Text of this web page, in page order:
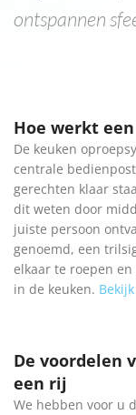
ontspannen
Hoe werkt
De keuken
centrale bedienpost
gerechten klaar
dit weten door
juiste persoon
genoemd, een
elkaar te roepen
in de keuken.
De voordelen
een rij
We hebben voor u